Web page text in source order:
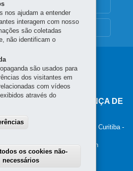
GERAL DE GOVERNANÇA DE
13º andar - Centro Curitiba -
8h30 às 12h e 13h30 às 18h
nos ajudam a entender
interagem com nosso
são coletadas
não identificam o
são usados para
dos visitantes em
com vídeos
através do
os cookies não-
necessários